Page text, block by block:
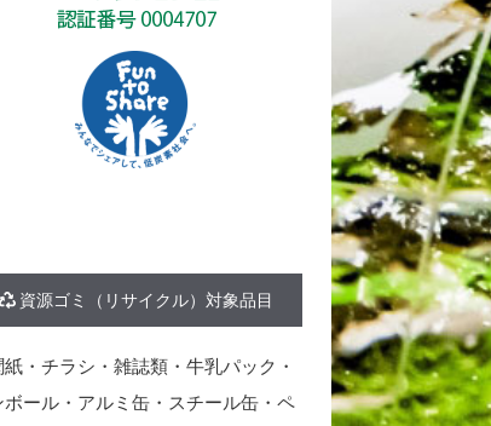
資源ゴミ（リサイクル）対象品目
紙・チラシ・雑誌類・牛乳パック・
ボール・アルミ缶・スチール缶・ペ